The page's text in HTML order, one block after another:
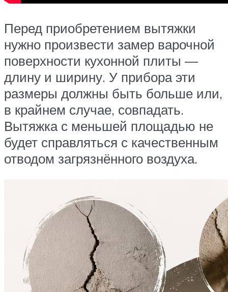
Перед приобретением вытяжки
нужно произвести замер варочной
поверхности кухонной плиты —
длину и ширину. У прибора эти
размеры должны быть больше или,
в крайнем случае, совпадать.
Вытяжка с меньшей площадью не
будет справляться с качественным
отводом загрязнённого воздуха.